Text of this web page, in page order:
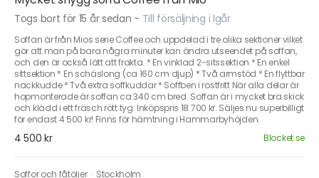
Togs bort för 15 år sedan - Till försäljning i Igår
Soffan är från Mios serie Coffee och uppdelad i tre olika sektioner vilket
gör att man på bara några minuter kan ändra utseendet på soffan,
och den är också lätt att frakta. * En vinklad 2-sitssektion * En enkel
sittsektion * En schäslong (ca 160 cm djup) * Två armstöd * En flyttbar
nackkudde * Två extra soffkuddar * Soffben i rostfritt När alla delar är
hopmonterade är soffan ca 340 cm bred. Soffan är i mycket bra skick
och klädd i ett fräsch rött tyg. Inköpspris 18 700 kr. Säljes nu superbilligt
för endast 4 500 kr! Finns för hämtning i Hammarbyhöjden.
4 500 kr Blocket.se
Soffor och fåtöljer · Stockholm